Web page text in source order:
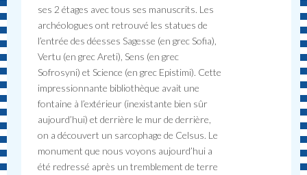
ses 2 étages avec tous ses manuscrits. Les
archéologues ont retrouvé les statues de
l’entrée des déesses Sagesse (en grec Sofia),
Vertu (en grec Areti), Sens (en grec
Sofrosyni) et Science (en grec Epistimi). Cette
impressionnante bibliothèque avait une
fontaine à l’extérieur (inexistante bien sûr
aujourd’hui) et derrière le mur de derrière,
on a découvert un sarcophage de Celsus. Le
monument que nous voyons aujourd’hui a
été redressé après un tremblement de terre